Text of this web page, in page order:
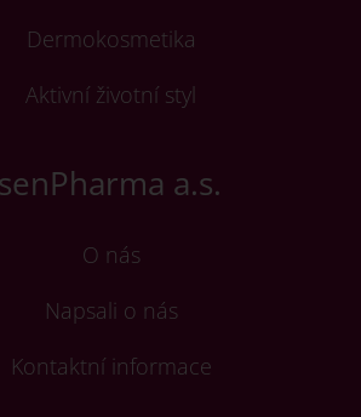
Dermokosmetika
Aktivní životní styl
a.s.
O nás
Napsali o nás
Kontaktní informace